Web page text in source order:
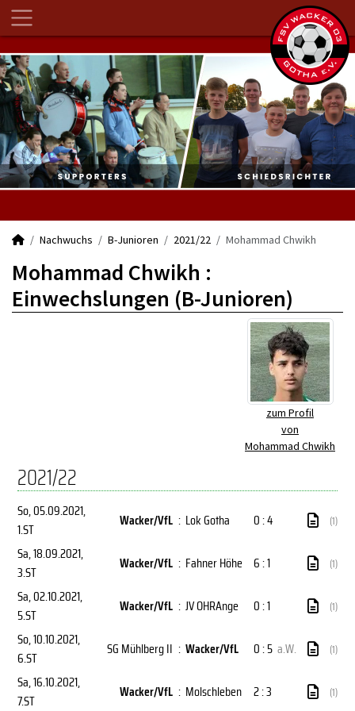
Nachwuchs B-Junioren 2021/22 Mohammad Chwikh
Mohammad Chwikh :
Einwechslungen (B-Junioren)
zum Profil
von
Mohammad Chwikh
2021/22
So, 05.09.2021,
1.ST
Wacker/VfL : Lok Gotha 0 : 4 (1)
Sa, 18.09.2021,
3.ST
Wacker/VfL : Fahner Höhe 6 : 1 (1)
Sa, 02.10.2021,
5.ST
Wacker/VfL : JV OHRAnge 0 : 1 (1)
So, 10.10.2021,
6.ST
SG Mühlberg II : Wacker/VfL 0 : 5 a.W. (1)
Sa, 16.10.2021,
7.ST
Wacker/VfL : Molschleben 2 : 3 (1)